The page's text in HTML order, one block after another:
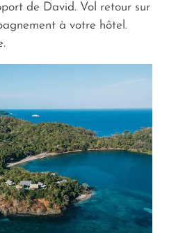
de David. Vol retour sur
à votre hôtel.